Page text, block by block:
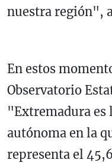
nuestra región",
En estos
Observatorio
"Extremadura es
autónoma en la
representa el